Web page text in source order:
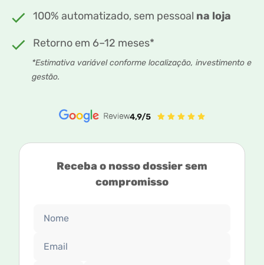
100% automatizado, sem pessoal na loja
Retorno em 6–12 meses*
*Estimativa variável conforme localização, investimento e
gestão.
Receba o nosso dossier sem
compromisso